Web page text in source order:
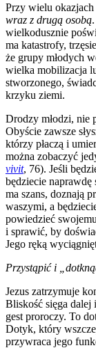
Przy wielu okazjach
wraz z drugą osobą
wielkodusznie
ma katastrofy,
że grupy młodych
wielka mobilizacja
stworzonego,
krzyku ziemi.
Drodzy młodzi, nie
Obyście zawsze
którzy płaczą i
można zobaczyć
vivit, 76). Jeśli
będziecie
ma szans, doznają
waszymi, a
powiedzieć
i sprawić, by
Jego ręką
Przystąpić i
Jezus zatrzymuje
Bliskość sięga dalej
gest proroczy. To
Dotyk, który
przywraca jego